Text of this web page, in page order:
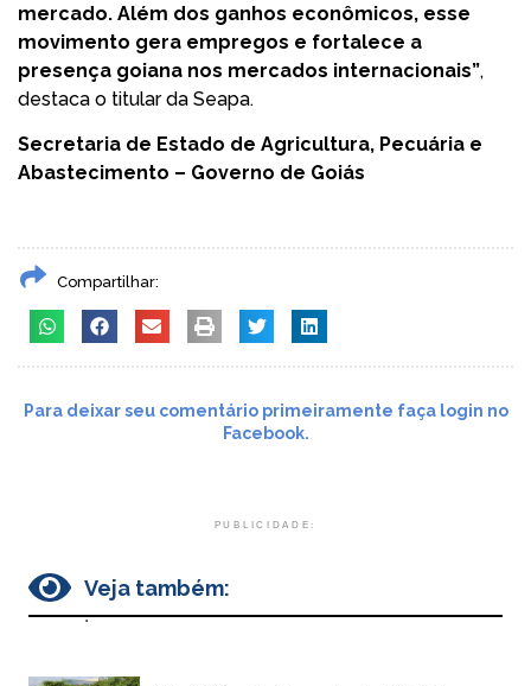
mercado. Além dos ganhos econômicos, esse
movimento gera empregos e fortalece a
presença goiana nos mercados internacionais”,
destaca o titular da Seapa.
Secretaria de Estado de Agricultura, Pecuária e
Abastecimento – Governo de Goiás
Compartilhar:
Para deixar seu comentário primeiramente faça login no
Facebook.
PUBLICIDADE:
Veja também:
.